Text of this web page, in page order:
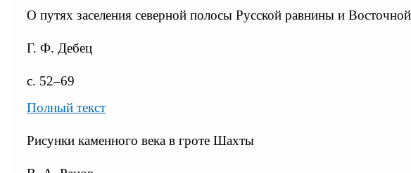
О путях заселения северной полосы Русской равнины и
Г. Ф. Дебец
с. 52–69
Полный текст
Рисунки каменного века в гроте Шахты